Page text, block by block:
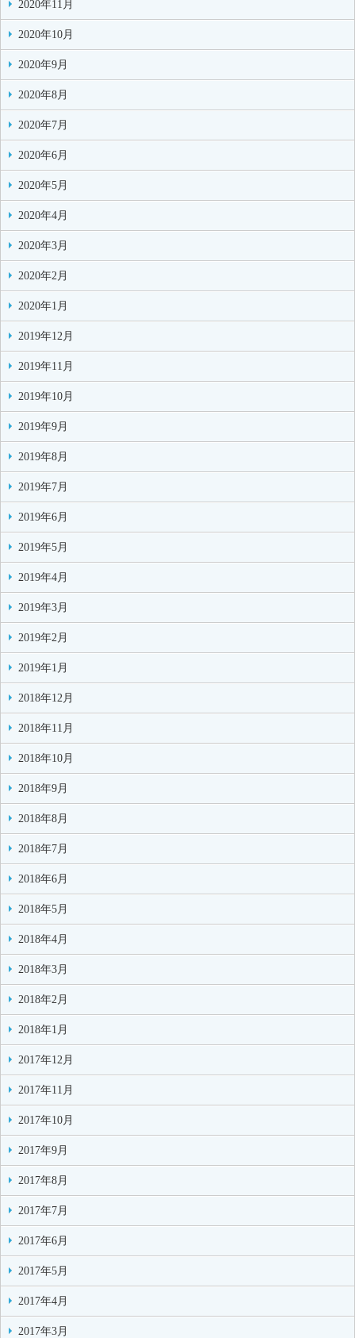
2020年11月
2020年10月
2020年9月
2020年8月
2020年7月
2020年6月
2020年5月
2020年4月
2020年3月
2020年2月
2020年1月
2019年12月
2019年11月
2019年10月
2019年9月
2019年8月
2019年7月
2019年6月
2019年5月
2019年4月
2019年3月
2019年2月
2019年1月
2018年12月
2018年11月
2018年10月
2018年9月
2018年8月
2018年7月
2018年6月
2018年5月
2018年4月
2018年3月
2018年2月
2018年1月
2017年12月
2017年11月
2017年10月
2017年9月
2017年8月
2017年7月
2017年6月
2017年5月
2017年4月
2017年3月